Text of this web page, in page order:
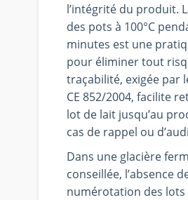
l’intégrité du produit.
des pots à 100°C
minutes est une
pour éliminer tout
traçabilité, exigée par
CE 852/2004, facilite
lot de lait jusqu’au
cas de rappel ou
Dans une glacière
conseillée, l’absence
numérotation des